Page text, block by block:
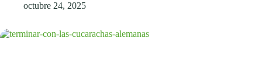
octubre 24, 2025